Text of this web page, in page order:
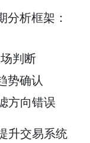
析框架：
判断
势确认
方向错误
升交易系统